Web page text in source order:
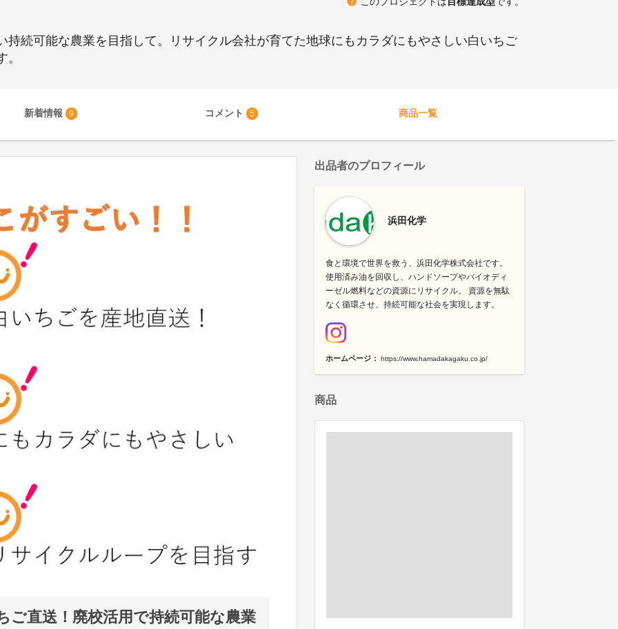
持続可能な農業を目指して。リサイクル会社が育てた地球にもカラダにもやさしい白いちご
新着情報 9 コメント 5 商品一覧
ご直送！廃校活用で持続可能な農業
出品者のプロフィール
浜田化学
食と環境で世界を救う、浜田化学株式会社です。
使用済み油を回収し、ハンドソープやバイオディ
ーゼル燃料などの資源にリサイクル。 資源を無駄
なく循環させ、持続可能な社会を実現します。
ホームページ： https://www.hamadakagaku.co.jp/
商品